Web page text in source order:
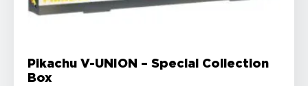
Pikachu V-UNION – Special Collection
Box